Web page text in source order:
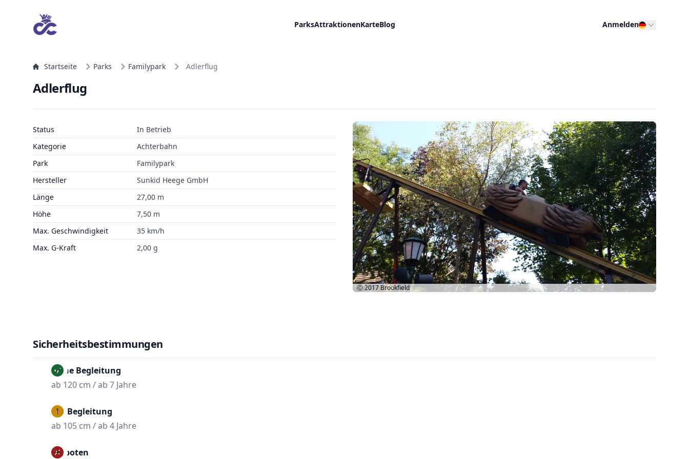
ParksAttraktionenKarteBlog Anmelden
Startseite Parks Familypark Adlerflug
Adlerflug
Status
In Betrieb
Kategorie
Achterbahn
Park
Familypark
Hersteller
Sunkid Heege GmbH
Länge
27,00 m
Höhe
7,50 m
Max. Geschwindigkeit
35 km/h
Max. G-Kraft
2,00 g
Ⓒ 2017Brookfield
Sicherheitsbestimmungen
Ohne Begleitung
ab 120 cm / ab 7 Jahre
Mit Begleitung
ab 105 cm / ab 4 Jahre
Verboten